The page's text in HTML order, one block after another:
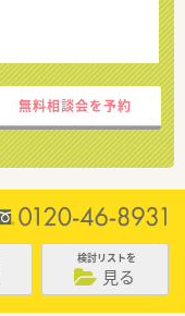
無料相談会を予約
検討リストを
見る